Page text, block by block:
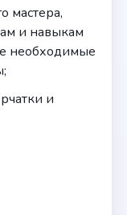
мастера,
и навыкам
необходимые
и